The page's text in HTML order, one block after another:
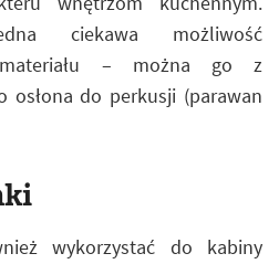
ciekawa możliwość
– można go z
osłona do perkusji (parawan
wykorzystać do kabiny